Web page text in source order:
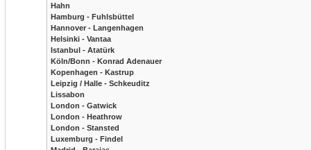
Hahn
Hamburg - Fuhlsbüttel
Hannover - Langenhagen
Helsinki - Vantaa
Istanbul - Atatürk
Köln/Bonn - Konrad Adenauer
Kopenhagen - Kastrup
Leipzig / Halle - Schkeuditz
Lissabon
London - Gatwick
London - Heathrow
London - Stansted
Luxemburg - Findel